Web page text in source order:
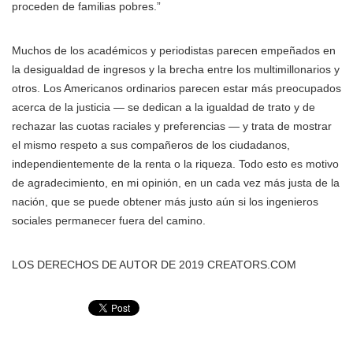
proceden de familias pobres.”
Muchos de los académicos y periodistas parecen empeñados en
la desigualdad de ingresos y la brecha entre los multimillonarios y
otros. Los Americanos ordinarios parecen estar más preocupados
acerca de la justicia — se dedican a la igualdad de trato y de
rechazar las cuotas raciales y preferencias — y trata de mostrar
el mismo respeto a sus compañeros de los ciudadanos,
independientemente de la renta o la riqueza. Todo esto es motivo
de agradecimiento, en mi opinión, en un cada vez más justa de la
nación, que se puede obtener más justo aún si los ingenieros
sociales permanecer fuera del camino.
LOS DERECHOS DE AUTOR DE 2019 CREATORS.COM